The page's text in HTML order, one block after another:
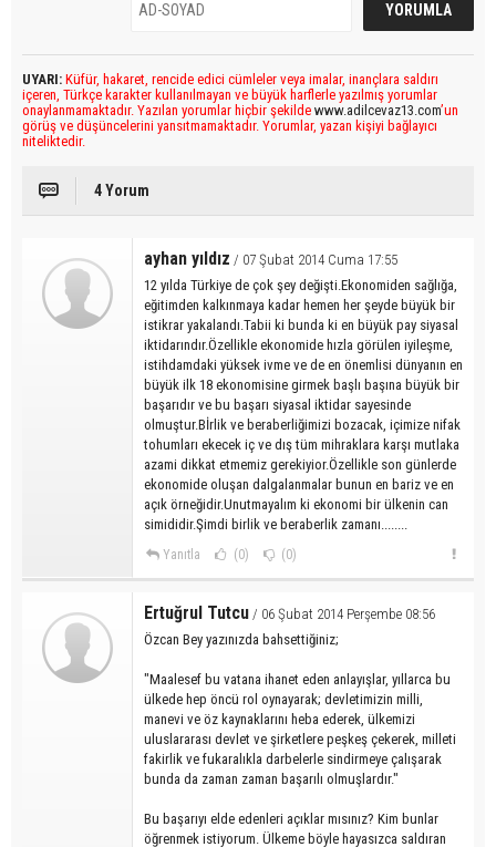
UYARI: Küfür, hakaret, rencide edici cümleler veya imalar, inançlara saldırı
içeren, Türkçe karakter kullanılmayan ve büyük harflerle yazılmış yorumlar
onaylanmamaktadır. Yazılan yorumlar hiçbir şekilde www.adilcevaz13.com’un
görüş ve düşüncelerini yansıtmamaktadır. Yorumlar, yazan kişiyi bağlayıcı
niteliktedir.
4 Yorum
ayhan yıldız / 07 Şubat 2014 Cuma 17:55
12 yılda Türkiye de çok şey değişti.Ekonomiden sağlığa,
eğitimden kalkınmaya kadar hemen her şeyde büyük bir
istikrar yakalandı.Tabii ki bunda ki en büyük pay siyasal
iktidarındır.Özellikle ekonomide hızla görülen iyileşme,
istihdamdaki yüksek ivme ve de en önemlisi dünyanın en
büyük ilk 18 ekonomisine girmek başlı başına büyük bir
başarıdır ve bu başarı siyasal iktidar sayesinde
olmuştur.Bİrlik ve beraberliğimizi bozacak, içimize nifak
tohumları ekecek iç ve dış tüm mihraklara karşı mutlaka
azami dikkat etmemiz gerekiyior.Özellikle son günlerde
ekonomide oluşan dalgalanmalar bunun en bariz ve en
açık örneğidir.Unutmayalım ki ekonomi bir ülkenin can
simididir.Şimdi birlik ve beraberlik zamanı........
Yanıtla (0) (0)
Ertuğrul Tutcu / 06 Şubat 2014 Perşembe 08:56
Özcan Bey yazınızda bahsettiğiniz;
"Maalesef bu vatana ihanet eden anlayışlar, yıllarca bu
ülkede hep öncü rol oynayarak; devletimizin milli,
manevi ve öz kaynaklarını heba ederek, ülkemizi
uluslararası devlet ve şirketlere peşkeş çekerek, milleti
fakirlik ve fukaralıkla darbelerle sindirmeye çalışarak
bunda da zaman zaman başarılı olmuşlardır."
Bu başarıyı elde edenleri açıklar mısınız? Kim bunlar
öğrenmek istiyorum. Ülkeme böyle hayasızca saldıran